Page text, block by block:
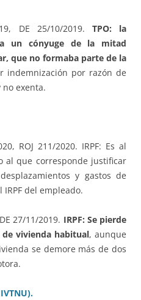
DE 25/10/2019. TPO: la
un cónyuge de la mitad
que no formaba parte de la
indemnización por razón de
no exenta.
ROJ 211/2020. IRPF: Es al
al que corresponde justificar
y gastos de
del empleado.
27/11/2019. IRPF: Se pierde
vivienda habitual, aunque
se demore más de dos